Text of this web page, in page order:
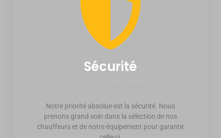
Sécurité
Notre priorité absolue est la sécurité. Nous
prenons grand soin dans la sélection de nos
chauffeurs et de notre équipement pour garantir